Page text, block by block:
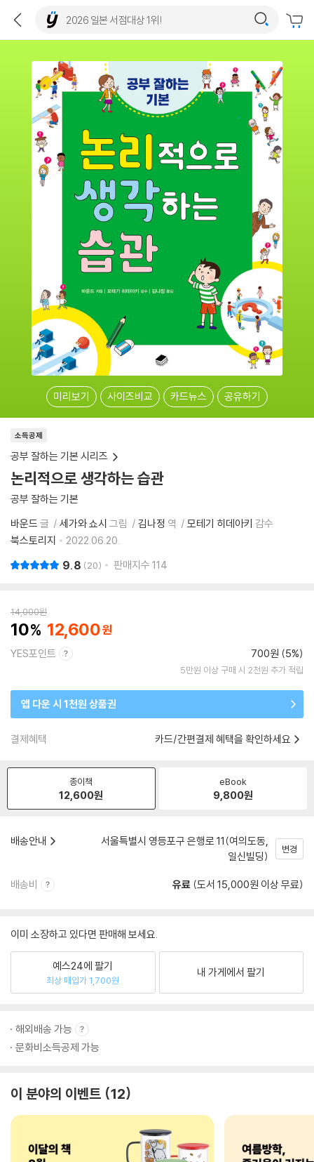
미리보기 사이즈비교 카드뉴스 공유하기
소득공제
공부 잘하는 기본 시리즈
논리적으로 생각하는 습관
공부 잘하는 기본
바운드 글 세가와 쇼시 그림 김나정 역 모테기 히데아키 감수
북스토리지
2022.06.20.
9.8 20 판매지수 114
14,000원
10 12,600
YES포인트 700원 (5%)
5만원 이상 구매 시 2천원 추가 적립
앱 다운 시 1천원 상품권
결제혜택 카드/간편결제 혜택을 확인하세요
종이책
12,600원
eBook
9,800원
배송안내
서울특별시 영등포구 은행로 11(여의도동,
일신빌딩)
변경
배송비 유료 (도서 15,000원 이상 무료)
이미 소장하고 있다면 판매해 보세요.
예스24에 팔기
최상 매입가 1,700원
내 가게에서 팔기
해외배송 가능
문화비소득공제 가능
이 분야의 이벤트 12